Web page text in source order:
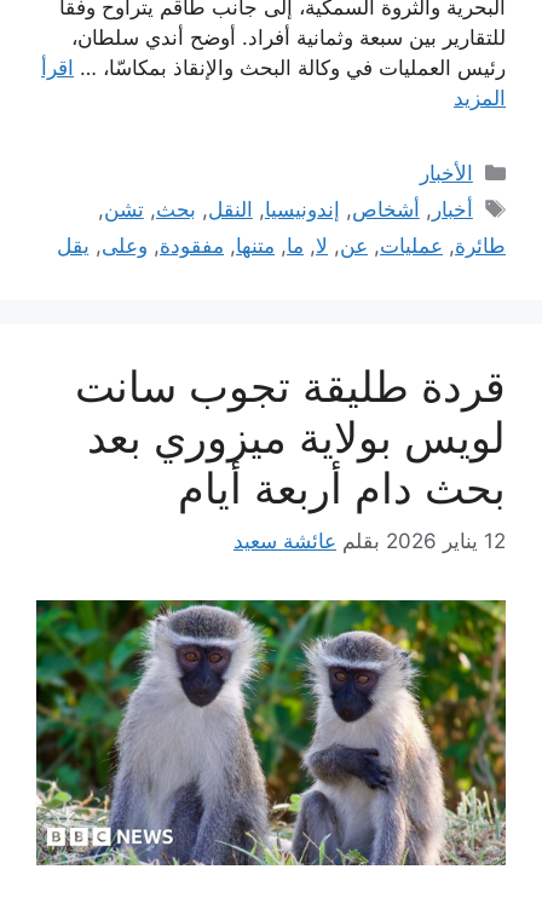
البحرية والثروة السمكية، إلى جانب طاقم يتراوح وفقاً
للتقارير بين سبعة وثمانية أفراد. أوضح أندي سلطان،
رئيس العمليات في وكالة البحث والإنقاذ بمكاسّا، … اقرأ
المزيد
التصنيفات
الأخبار
الوسوم
أخبار , أشخاص, إندونيسيا, النقل, بحث,تشن,
طائرة, عمليات, عن, لا, ما, متنها, مفقودة, وعلى, يقل
قردة طليقة تجوب سانت
لويس بولاية ميزوري بعد
بحث دام أربعة أيام
12 يناير 2026 بقلم عائشة سعيد